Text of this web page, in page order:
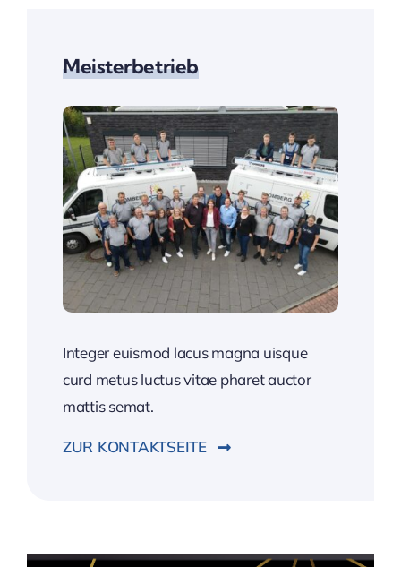
Meisterbetrieb
Integer euismod lacus magna uisque
curd metus luctus vitae pharet auctor
mattis semat.
ZUR KONTAKTSEITE